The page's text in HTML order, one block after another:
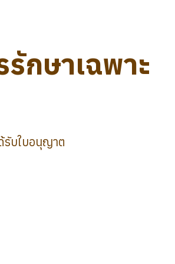
กษาเฉพาะ
รับใบอนุญาต